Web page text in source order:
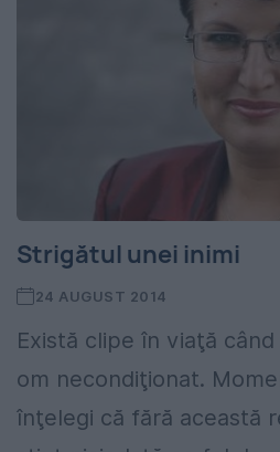
Strigătul unei inimi
24 AUGUST 2014
Există clipe în viaţă
om necondiţionat.
înţelegi că fără această